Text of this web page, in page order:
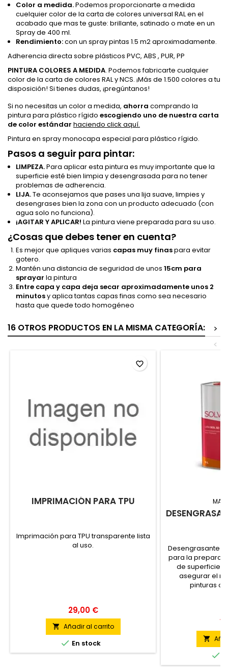
Color a medida.Podemos proporcionarte a medida
cuelquier color de la carta de colores universal RAL en el
acabado que mas te guste: brillante, satinado o mate en un
Spray de 400 ml.
Rendimiento:con un spray pintas 1.5 m2 aproximadamente.
Adherencia directa sobre plásticos PVC, ABS , PUR, PP
PINTURA COLORES A MEDIDA. Podemos fabricarte cualquier
color de la carta de colores RAL y NCS. ¡Más de 1.500 colores a tu
disposición! Si tienes dudas, ¡pregúntanos!
Si no necesitas un color a medida, ahorra comprando la
pintura para plástico rígido escogiendo uno de nuestra carta
de color estándar haciendo click aquí.
Pintura en spray monocapa especial para plástico rígido.
Pasos a seguir para pintar:
LIMPEZA.Para aplicar esta pintura es muy importante que la
superficie esté bien limpia y desengrasada para no tener
problemas de adherencia.
LIJA.Te aconsejamos que pases una lija suave, limpies y
desengrases bien la zona con un producto adecuado (con
agua solo no funciona).
¡AGITAR Y APLICAR! La pintura viene preparada para su uso.
¿Cosas que debes tener en cuenta?
Es mejor que apliques varias capas muy finaspara evitar
gotero.
Mantén una distancia de seguridad de unos 15cm para
sprayar la pintura
Entre capa y capa deja secar aproximadamente unos 2
minutosy aplica tantas capas finas como sea necesario
hasta que quede todo homogéneo
16 OTROS PRODUCTOS EN LA MISMA CATEGORÍA:
>
<
IMPRIMACIÓN PARA TPU
Imprimación para TPU transparente lista
al uso.
29,00 €
 Añadir al carrito
 En stock
favorite_border
Desengrasante
para la
de superficies
asegurar el
pinturas o

